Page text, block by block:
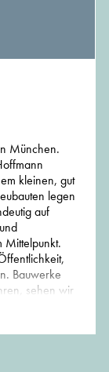
München.
kleinen, gut
legen
auf
Mittelpunkt.
Bauwerke
sehen wir
eines